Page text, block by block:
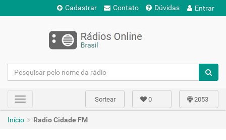
Cadastrar Contato Dúvidas Entrar
Toggle
navigation
2053
0
Sortear
Início Radio Cidade FM